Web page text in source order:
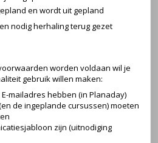
en wordt uit gepland
nodig herhaling terug gezet
worden voldaan wil je
gebruik willen maken:
mailadres hebben (in Planaday)
de ingeplande cursussen) moeten
zijn (uitnodiging